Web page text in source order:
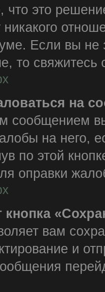
что это
никакого
Если вы не
то
на
сообщением
на него,
по этой
оправки
кнопка
вам
и